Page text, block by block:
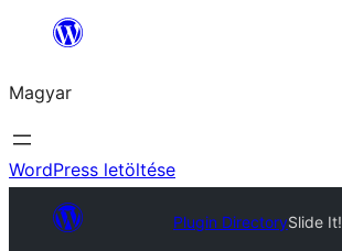
Ugrás
tartalomhoz
Magyar
WordPress letöltése
Plugin DirectorySlide It!